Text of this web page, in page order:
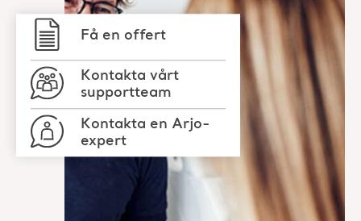
Få en offert
Kontakta vårt
supportteam
Kontakta en Arjo-
expert